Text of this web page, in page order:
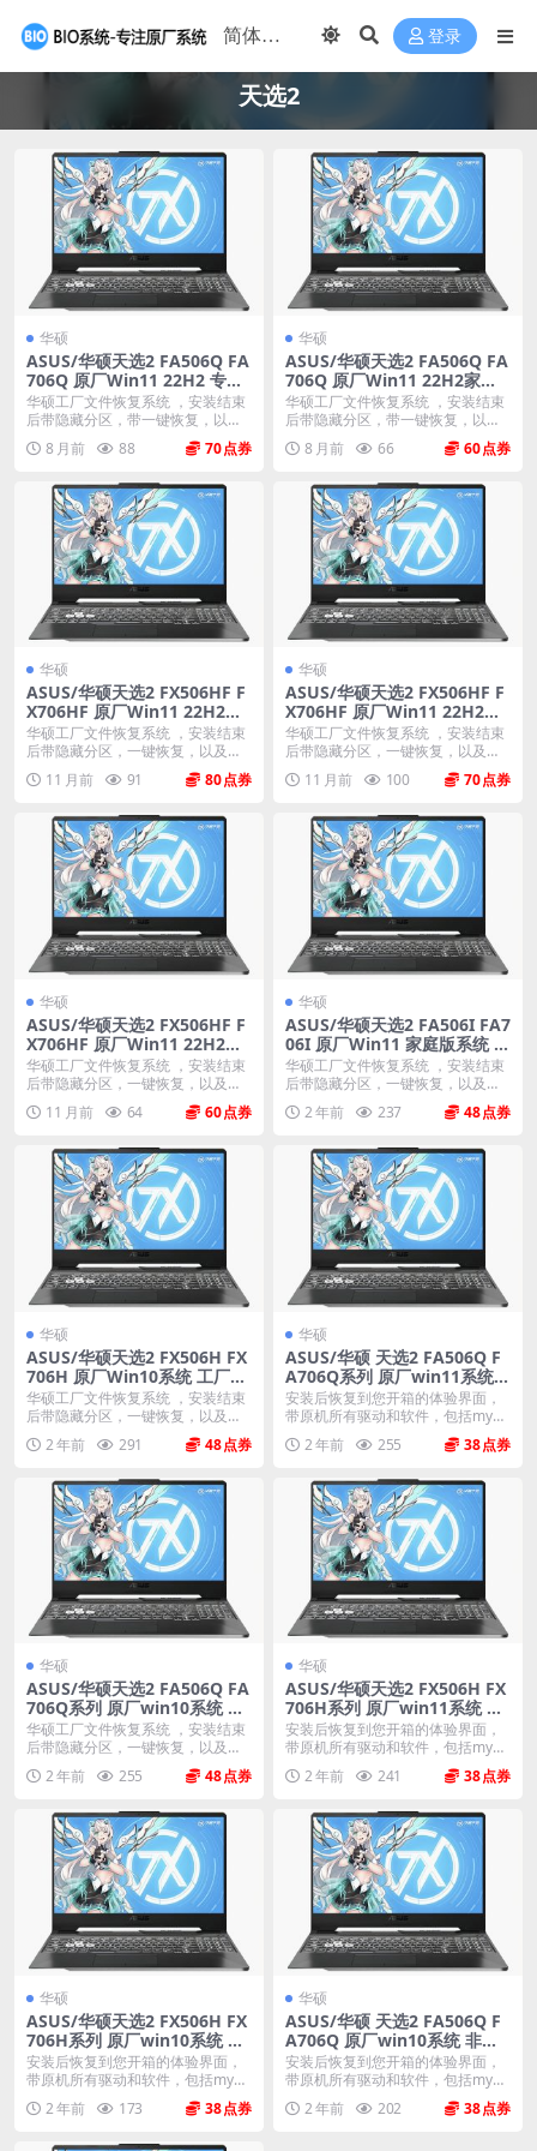
登录
天选2
华硕
ASUS/华硕天选2 FA506Q FA
706Q 原厂Win11 22H2 专业
版系统 工厂文件 带ASUS Rec
overy恢复
华硕工厂文件恢复系统 ，安装结束
后带隐藏分区，带一键恢复，以及
机器所有的驱动和软...
8 月前 88 70
华硕
ASUS/华硕天选2 FA506Q FA
706Q 原厂Win11 22H2家庭
版系统 工厂文件 带ASUS Rec
overy恢复
华硕工厂文件恢复系统 ，安装结束
后带隐藏分区，带一键恢复，以及
机器所有的驱动和软...
8 月前 66 60
华硕
ASUS/华硕天选2 FX506HF F
X706HF 原厂Win11 22H2专
业工作站版系统 工厂文件 带A
SUS Recovery恢复
华硕工厂文件恢复系统 ，安装结束
后带隐藏分区，一键恢复，以及机
器所有驱动软件。 ...
11 月前 91 80
华硕
ASUS/华硕天选2 FX506HF F
X706HF 原厂Win11 22H2专
业版系统 工厂文件 带ASUS R
ecovery恢复
华硕工厂文件恢复系统 ，安装结束
后带隐藏分区，一键恢复，以及机
器所有驱动软件。 ...
11 月前 100 70
华硕
ASUS/华硕天选2 FX506HF F
X706HF 原厂Win11 22H2家
庭版系统 工厂文件 带ASUS R
ecovery恢复
华硕工厂文件恢复系统 ，安装结束
后带隐藏分区，一键恢复，以及机
器所有驱动软件。 ...
11 月前 64 60
华硕
ASUS/华硕天选2 FA506I FA7
06I 原厂Win11 家庭版系统 工
厂文件 带ASUS Recovery恢
复
华硕工厂文件恢复系统 ，安装结束
后带隐藏分区，一键恢复，以及机
器所有驱动软件。 ...
2 年前 237 48
华硕
ASUS/华硕天选2 FX506H FX
706H 原厂Win10系统 工厂文
件 带FASUS Recovery恢复
华硕工厂文件恢复系统 ，安装结束
后带隐藏分区，一键恢复，以及机
器所有驱动软件。 ...
2 年前 291 48
华硕
ASUS/华硕 天选2 FA506Q F
A706Q系列 原厂win11系统
非工厂模式
安装后恢复到您开箱的体验界面，
带原机所有驱动和软件，包括myas
us mcafe...
2 年前 255 38
华硕
ASUS/华硕天选2 FA506Q FA
706Q系列 原厂win10系统 工
厂文件 带F12 ASUS Recover
y恢复
华硕工厂文件恢复系统 ，安装结束
后带隐藏分区，一键恢复，以及机
器所有驱动软件。 ...
2 年前 255 48
华硕
ASUS/华硕天选2 FX506H FX
706H系列 原厂win11系统 非
工厂模式
安装后恢复到您开箱的体验界面，
带原机所有驱动和软件，包括myas
us mcafe...
2 年前 241 38
华硕
ASUS/华硕天选2 FX506H FX
706H系列 原厂win10系统 非
工厂模式
安装后恢复到您开箱的体验界面，
带原机所有驱动和软件，包括myas
us mcafe...
2 年前 173 38
华硕
ASUS/华硕 天选2 FA506Q F
A706Q 原厂win10系统 非工
厂模式
安装后恢复到您开箱的体验界面，
带原机所有驱动和软件，包括myas
us mcafe...
2 年前 202 38